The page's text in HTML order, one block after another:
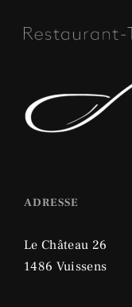
ADRESSE
Le Château 26
1486 Vuissens